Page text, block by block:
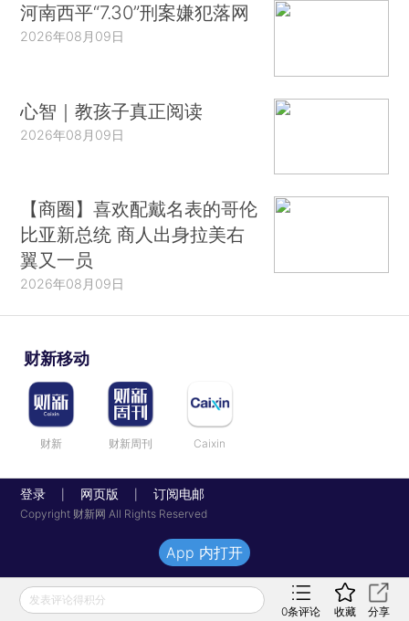
河南西平“7.30”刑案嫌犯落网
2026年08月09日
心智｜教孩子真正阅读
2026年08月09日
【商圈】喜欢配戴名表的哥伦
比亚新总统 商人出身拉美右
翼又一员
2026年08月09日
财新移动
财新 财新周刊 Caixin
登录 网页版 订阅电邮
Copyright 财新网 All Rights Reserved
发表评论得积分
0条评论 收藏 分享
App 内打开